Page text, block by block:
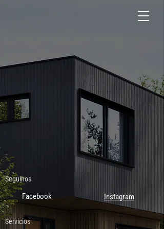
Seguinos
Facebook Instagram
Servicios